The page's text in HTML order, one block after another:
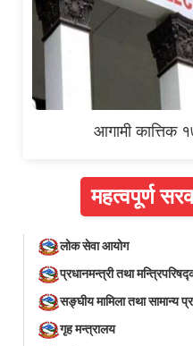
आगामी कात्तिक
महत्वपूर्ण
लोक सेवा आयोग
प्रधानमन्त्री तथा
सङ्घीय मामिला तथा सामान्य
गृह मन्त्रालय